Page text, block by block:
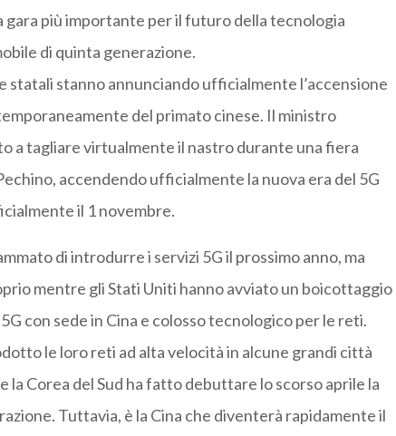
gara più importante per il futuro della tecnologia
di quinta generazione.
statali stanno annunciando ufficialmente l’accensione
del primato cinese. Il ministro
a tagliare virtualmente il nastro durante una fiera
accendendo ufficialmente la nuova era del 5G
il 1 novembre.
di introdurre i servizi 5G il prossimo anno, ma
mentre gli Stati Uniti hanno avviato un boicottaggio
con sede in Cina e colosso tecnologico per le reti.
le loro reti ad alta velocità in alcune grandi città
Corea del Sud ha fatto debuttare lo scorso aprile la
Tuttavia, è la Cina che diventerà rapidamente il